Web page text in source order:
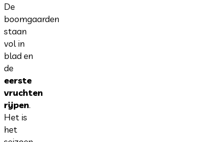
De
boomgaarden
staan
vol in
blad en
de
eerste
vruchten
rijpen.
Het is
het